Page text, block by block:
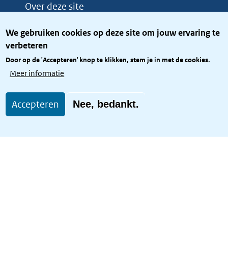
We gebruiken cookies op deze site om jouw ervaring te
verbeteren
Door op de 'Accepteren' knop te klikken, stem je in met de cookies.
Meer informatie
Accepteren Nee, bedankt.
Over deze site
Privacy
Toegang site openbaar
Toegankelijkheid